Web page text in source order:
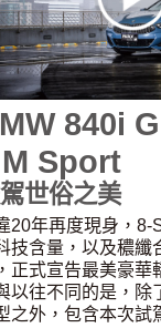
840i
Sport
世俗之美
20年再度現身，8-
技含量，以及穠纖
正式宣告最美豪華
以往不同的是，除
之外，包含本次試